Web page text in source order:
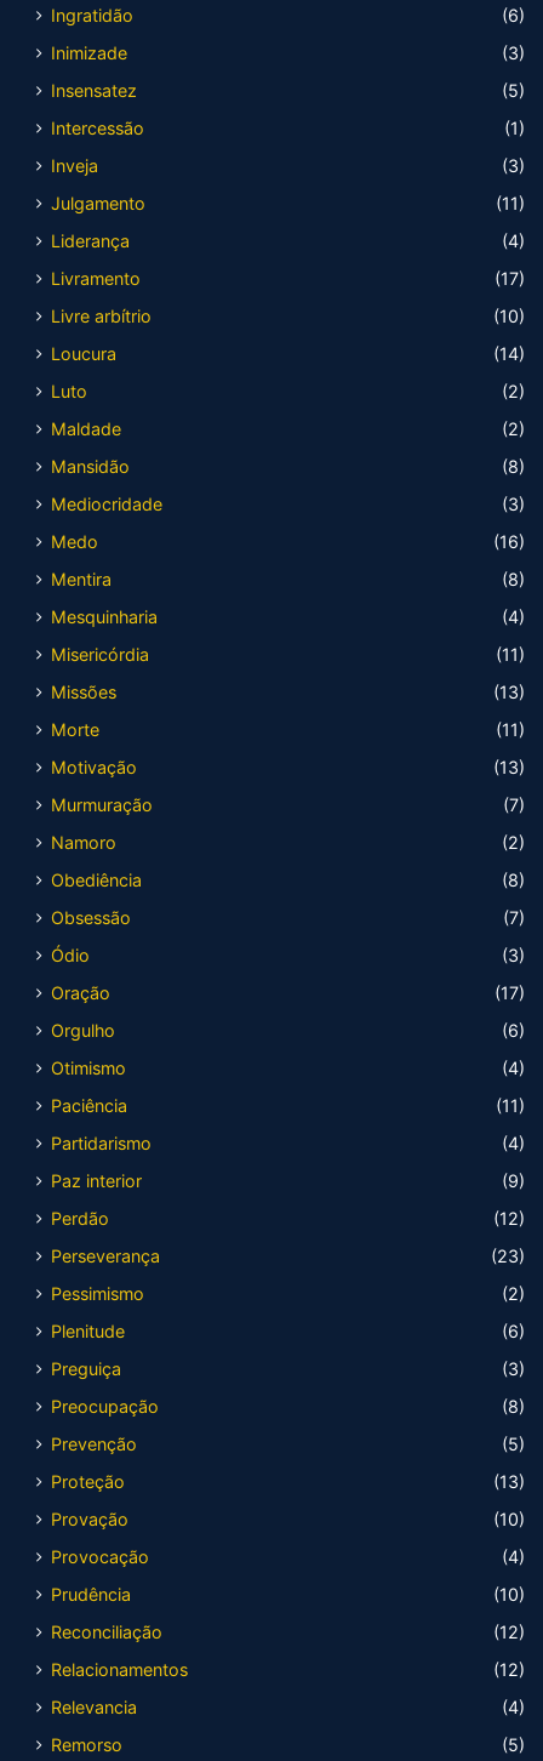
Ingratidão
(6)
Inimizade
(3)
Insensatez
(5)
Intercessão
(1)
Inveja
(3)
Julgamento
(11)
Liderança
(4)
Livramento
(17)
Livre arbítrio
(10)
Loucura
(14)
Luto
(2)
Maldade
(2)
Mansidão
(8)
Mediocridade
(3)
Medo
(16)
Mentira
(8)
Mesquinharia
(4)
Misericórdia
(11)
Missões
(13)
Morte
(11)
Motivação
(13)
Murmuração
(7)
Namoro
(2)
Obediência
(8)
Obsessão
(7)
Ódio
(3)
Oração
(17)
Orgulho
(6)
Otimismo
(4)
Paciência
(11)
Partidarismo
(4)
Paz interior
(9)
Perdão
(12)
Perseverança
(23)
Pessimismo
(2)
Plenitude
(6)
Preguiça
(3)
Preocupação
(8)
Prevenção
(5)
Proteção
(13)
Provação
(10)
Provocação
(4)
Prudência
(10)
Reconciliação
(12)
Relacionamentos
(12)
Relevancia
(4)
Remorso
(5)